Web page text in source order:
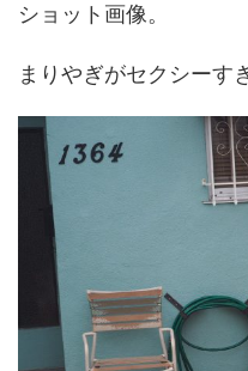
ショット画像。
まりやぎがセクシーす